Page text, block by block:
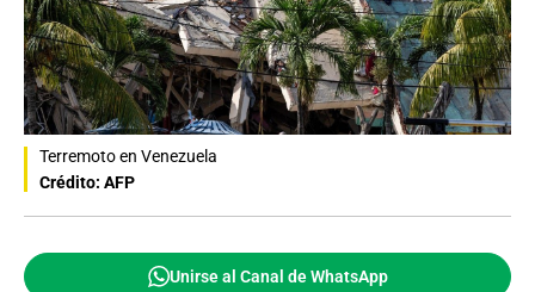
Terremoto en Venezuela
Crédito: AFP
Unirse al Canal de WhatsApp